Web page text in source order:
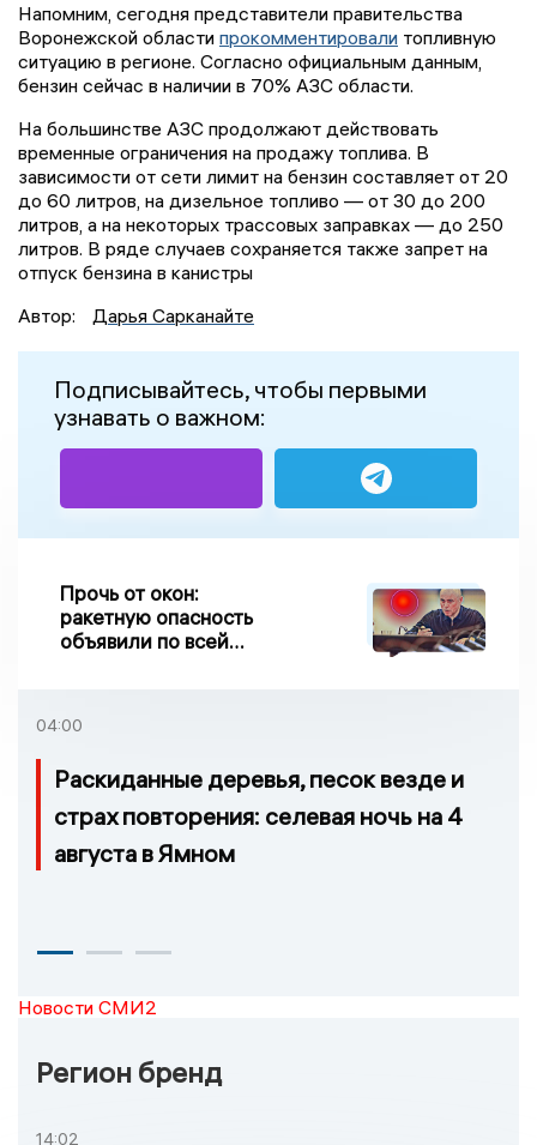
Напомним, сегодня представители правительства
Воронежской области прокомментировали топливную
ситуацию в регионе. Согласно официальным данным,
бензин сейчас в наличии в 70% АЗС области.
На большинстве АЗС продолжают действовать
временные ограничения на продажу топлива. В
зависимости от сети лимит на бензин составляет от 20
до 60 литров, на дизельное топливо — от 30 до 200
литров, а на некоторых трассовых заправках — до 250
литров. В ряде случаев сохраняется также запрет на
отпуск бензина в канистры
Автор:
Дарья Сарканайте
Подписывайтесь, чтобы первыми
узнавать о важном:
Прочь от окон:
ракетную опасность
объявили по всей
04:00
Раскиданные деревья, песок везде и
страх повторения: селевая ночь на 4
августа в Ямном
Новости СМИ2
Регион бренд
14:02